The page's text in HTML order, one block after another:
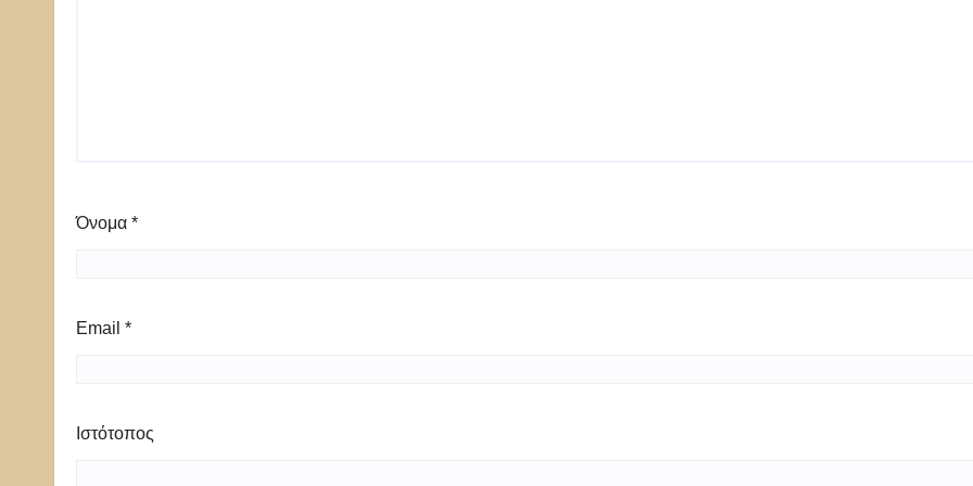
Όνομα *
Email *
Ιστότοπος